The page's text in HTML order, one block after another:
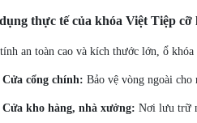
thực tế của khóa Việt Tiệp cỡ
an toàn cao và kích thước lớn, ổ
Cửa cổng chính: Bảo vệ vòng ngoài
Cửa kho hàng, nhà xưởng: Nơi lưu trữ